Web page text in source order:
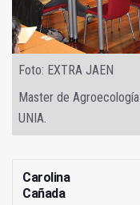
Foto: EXTRA JAEN
Master de
UNIA.
Carolina
Cañada